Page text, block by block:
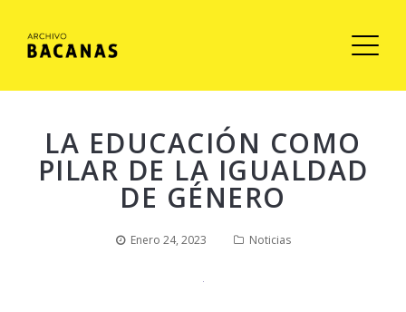
LA EDUCACIÓN COMO
PILAR DE LA IGUALDAD
DE GÉNERO
Enero 24, 2023 Noticias